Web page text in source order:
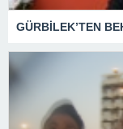
GÜRBİLEK’TEN